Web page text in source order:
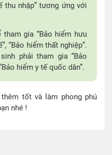
thu nhập” tương ứng với
tham gia “Bảo hiểm hưu
“Bảo hiểm thất nghiệp”.
phải tham gia “Bảo
hiểm y tế quốc dân”.
tốt và làm phong phú
nhé !